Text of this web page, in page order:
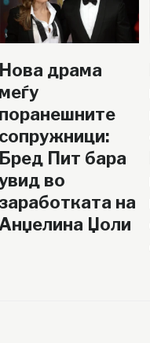
Нова драма
меѓу
поранешните
сопружници:
Бред Пит бара
во
на
Анџелина Џоли